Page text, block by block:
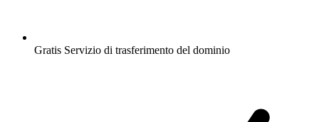
Gratis Servizio di trasferimento del dominio